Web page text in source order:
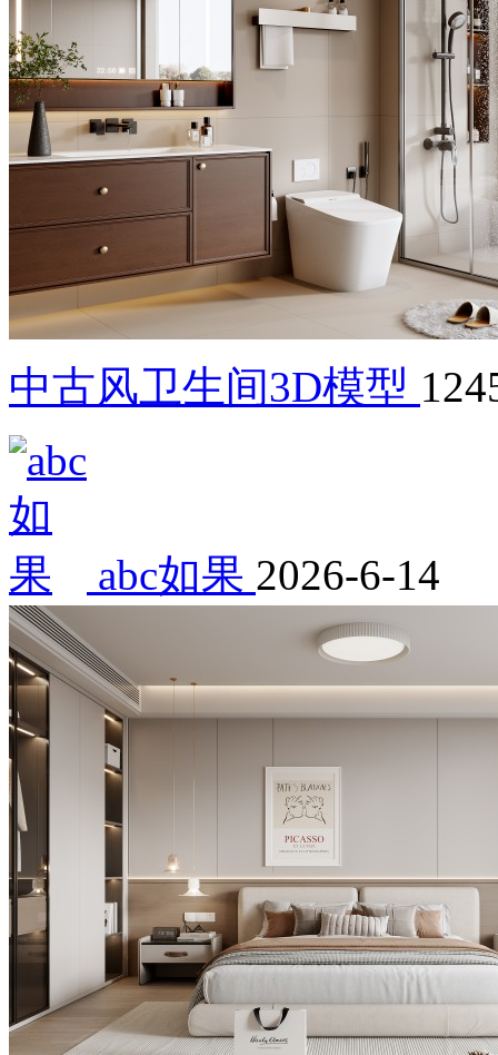
中古风卫生间3D模型
abc如果 2026-6-14